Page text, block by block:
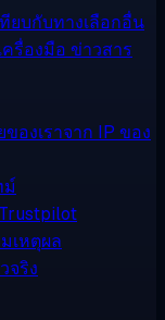
ยบกับทางเลือกอื่น
ครื่องมือ ข่าวสาร
องเราจาก IP ของ
ม์
เหตุผล
จริง